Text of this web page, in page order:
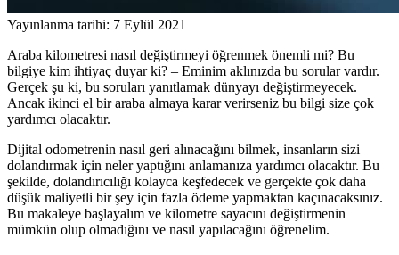
Yayınlanma tarihi: 7 Eylül 2021
Araba kilometresi nasıl değiştirmeyi öğrenmek önemli mi? Bu
bilgiye kim ihtiyaç duyar ki? – Eminim aklınızda bu sorular vardır.
Gerçek şu ki, bu soruları yanıtlamak dünyayı değiştirmeyecek.
Ancak ikinci el bir araba almaya karar verirseniz bu bilgi size çok
yardımcı olacaktır.
Dijital odometrenin nasıl geri alınacağını bilmek, insanların sizi
dolandırmak için neler yaptığını anlamanıza yardımcı olacaktır. Bu
şekilde, dolandırıcılığı kolayca keşfedecek ve gerçekte çok daha
düşük maliyetli bir şey için fazla ödeme yapmaktan kaçınacaksınız.
Bu makaleye başlayalım ve kilometre sayacını değiştirmenin
mümkün olup olmadığını ve nasıl yapılacağını öğrenelim.